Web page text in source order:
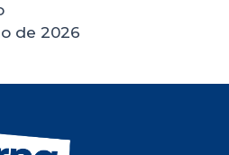
de 2026